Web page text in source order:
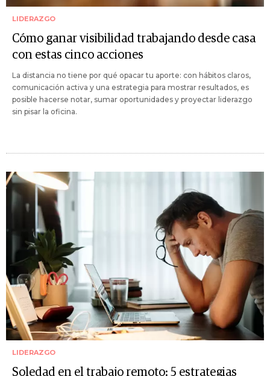
LIDERAZGO
Cómo ganar visibilidad trabajando desde casa
con estas cinco acciones
La distancia no tiene por qué opacar tu aporte: con hábitos claros,
comunicación activa y una estrategia para mostrar resultados, es
posible hacerse notar, sumar oportunidades y proyectar liderazgo
sin pisar la oficina.
LIDERAZGO
Soledad en el trabajo remoto: 5 estrategias